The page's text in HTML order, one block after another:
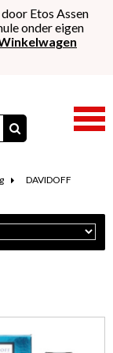
Etos Assen
onder eigen
DAVIDOFF